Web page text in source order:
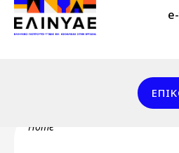
Skip to main content
Header Top 2
Header Top
Breadcrumb
Home